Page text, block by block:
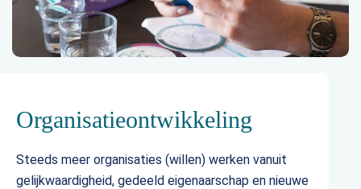
Organisatieontwikkeling
Steeds meer organisaties (willen) werken vanuit
gelijkwaardigheid, gedeeld eigenaarschap en nieuwe